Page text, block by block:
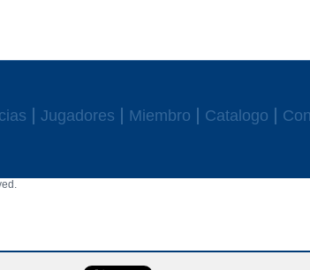
Jugadores Miembro Catalogo